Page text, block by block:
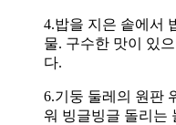
4.밥을 지은 솥에서
물. 구수한 맛이 있
다.
6.기둥 둘레의 원판
워 빙글빙글 돌리는